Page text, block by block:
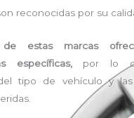
reconocidas por su
estas marcas
específicas,por lo
tipo de vehículo y